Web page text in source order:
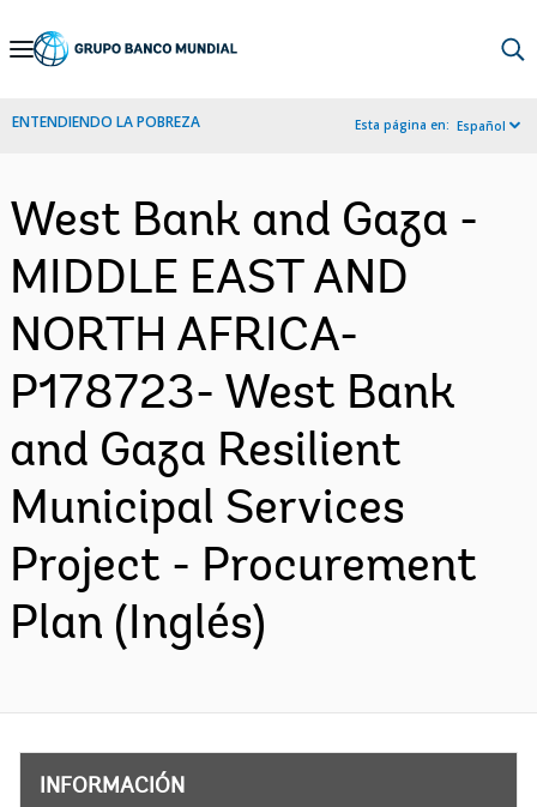
Skip
Navigation
ENTENDIENDO LA POBREZA Esta página en: Español
West Bank and Gaza -
MIDDLE EAST AND
NORTH AFRICA-
P178723- West Bank
and Gaza Resilient
Municipal Services
Project - Procurement
Plan (Inglés)
INFORMACIÓN